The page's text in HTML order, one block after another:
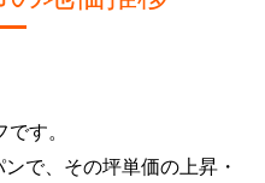
す。
で、その坪単価の上昇・